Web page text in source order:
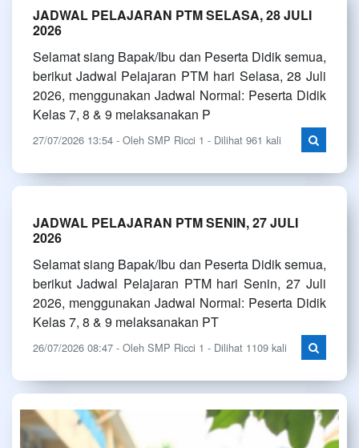
JADWAL PELAJARAN PTM SELASA, 28 JULI
2026
Selamat siang Bapak/Ibu dan Peserta Didik semua,
berikut Jadwal Pelajaran PTM hari Selasa, 28 Juli
2026, menggunakan Jadwal Normal: Peserta Didik
Kelas 7, 8 & 9 melaksanakan P
27/07/2026 13:54 - Oleh SMP Ricci 1 - Dilihat 961 kali
JADWAL PELAJARAN PTM SENIN, 27 JULI
2026
Selamat siang Bapak/Ibu dan Peserta Didik semua,
berikut Jadwal Pelajaran PTM hari Senin, 27 Juli
2026, menggunakan Jadwal Normal: Peserta Didik
Kelas 7, 8 & 9 melaksanakan PT
26/07/2026 08:47 - Oleh SMP Ricci 1 - Dilihat 1109 kali